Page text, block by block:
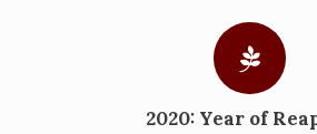
2020: Year of